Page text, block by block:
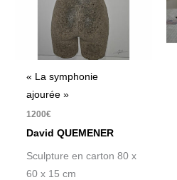
« La symphonie
ajourée »
1200€
David QUEMENER
Sculpture en carton 80 x
60 x 15 cm